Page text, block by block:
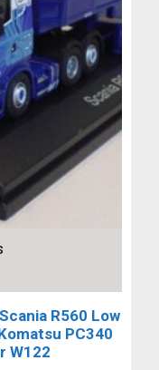
R560 Low
PC340
W122